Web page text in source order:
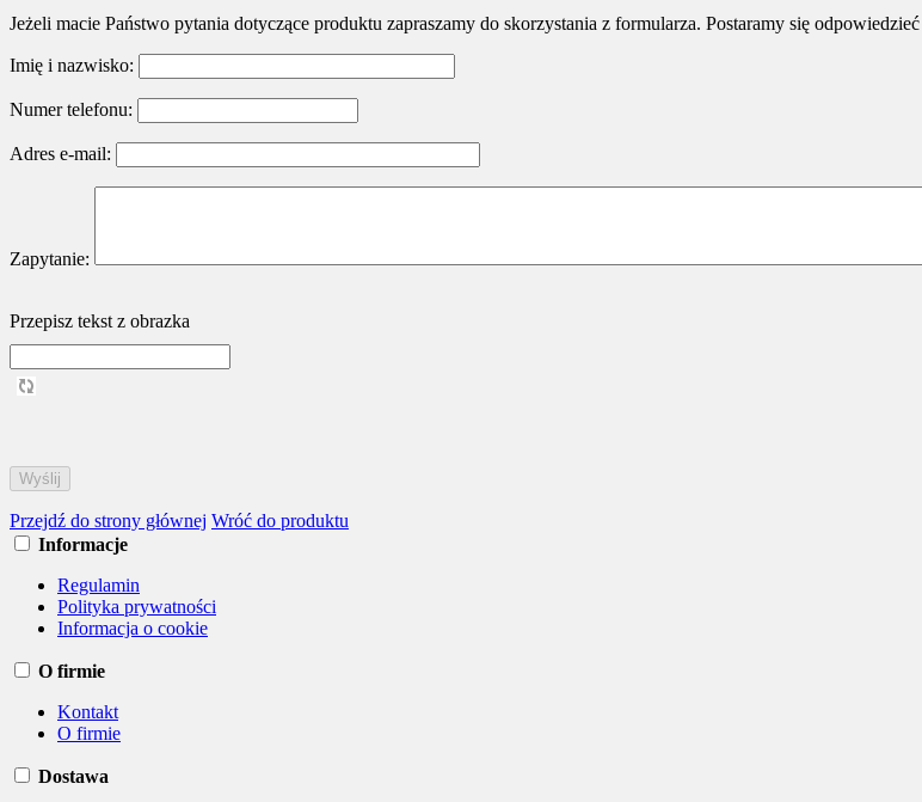
Jeżeli macie Państwo pytania dotyczące produktu zapraszamy do skorzystania z formularza. Postaramy się
Imię i nazwisko:
Numer telefonu:
Adres e-mail:
Zapytanie:
Przepisz tekst z obrazka
Przejdź do strony głównej Wróć do produktu
Informacje
Regulamin
Polityka prywatności
Informacja o cookie
O firmie
Kontakt
O firmie
Dostawa